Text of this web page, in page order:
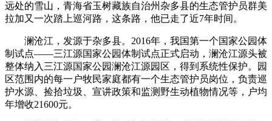
远处的雪山，青海省玉树藏族自治州杂多县的生态管护员群美
拉加又一次踏上巡河路，这条路，他已走了近7年时间。
澜沧江，发源于杂多县。2016年，我国第一个国家公园体
制试点——三江源国家公园体制试点正式启动，澜沧江源头被
整体纳入三江源国家公园澜沧江源园区，得到系统性保护。园
区范围内的每一户牧民家庭都有一个生态管护员岗位，负责巡
护水源、捡拾垃圾、宣讲政策和监测野生动植物情况等，户均
年增收21600元。